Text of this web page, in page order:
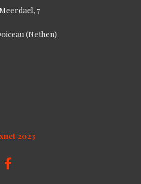
7
(Nethen)
2023